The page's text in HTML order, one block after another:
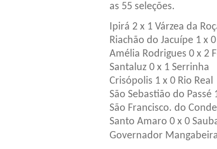
as 55 seleções.
Ipirá 2 x 1 Várzea da
Riachão do Jacuípe 1 x
Amélia Rodrigues 0 x 2
Santaluz 0 x 1 Serrinha
Crisópolis 1 x 0 Rio Real
São Sebastião do Passé
São Francisco. do
Santo Amaro 0 x 0
Governador